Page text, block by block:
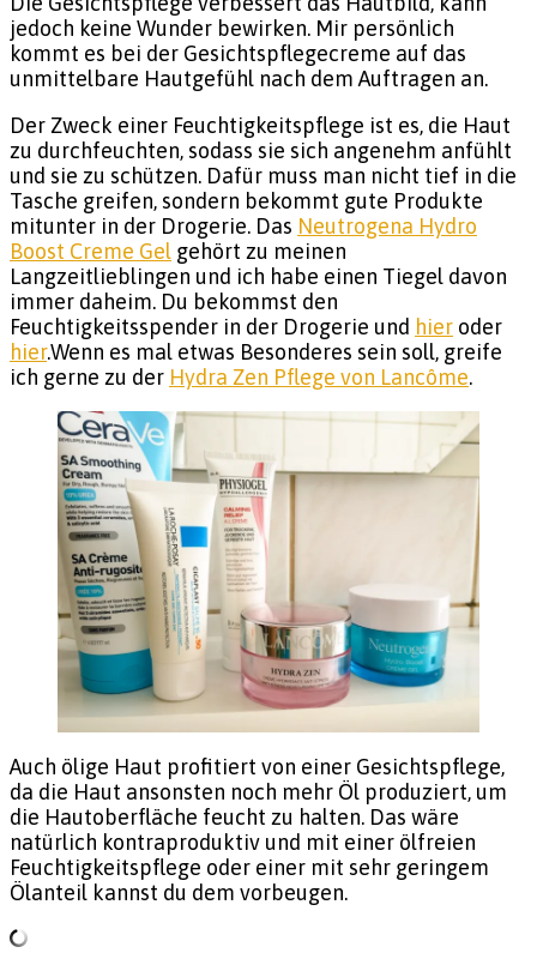
jedoch keine Wunder bewirken. Mir persönlich
kommt es bei der Gesichtspflegecreme auf das
unmittelbare Hautgefühl nach dem Auftragen an.
Der Zweck einer Feuchtigkeitspflege ist es, die Haut
zu durchfeuchten, sodass sie sich angenehm anfühlt
und sie zu schützen. Dafür muss man nicht tief in die
Tasche greifen, sondern bekommt gute Produkte
mitunter in der Drogerie. Das Neutrogena Hydro
Boost Creme Gel gehört zu meinen
Langzeitlieblingen und ich habe einen Tiegel davon
immer daheim. Du bekommst den
Feuchtigkeitsspender in der Drogerie und hier oder
hier.Wenn es mal etwas Besonderes sein soll, greife
ich gerne zu der Hydra Zen Pflege von Lancôme.
Auch ölige Haut profitiert von einer Gesichtspflege,
da die Haut ansonsten noch mehr Öl produziert, um
die Hautoberfläche feucht zu halten. Das wäre
natürlich kontraproduktiv und mit einer ölfreien
Feuchtigkeitspflege oder einer mit sehr geringem
Ölanteil kannst du dem vorbeugen.